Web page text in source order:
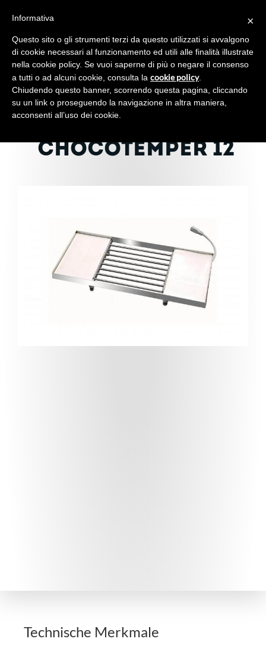
VIBRIERENDE
CHOCOTEMPER 12
Technische Merkmale
×
Informativa
Questo sito o gli strumenti terzi da questo utilizzati si avvalgono
di cookie necessari al funzionamento ed utili alle finalità illustrate
nella cookie policy. Se vuoi saperne di più o negare il consenso
a tutti o ad alcuni cookie, consulta la cookie policy.
Chiudendo questo banner, scorrendo questa pagina, cliccando
su un link o proseguendo la navigazione in altra maniera,
acconsenti all’uso dei cookie.